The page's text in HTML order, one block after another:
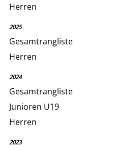
Herren
2025
Gesamtrangliste
Herren
2024
Gesamtrangliste
Junioren U19
Herren
2023